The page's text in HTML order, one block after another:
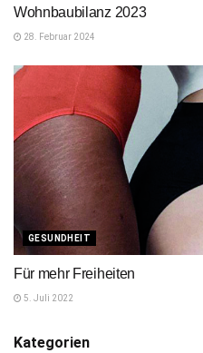
Wohnbaubilanz 2023
28. Februar 2024
GESUNDHEIT
Für mehr Freiheiten
5. Juli 2022
Kategorien